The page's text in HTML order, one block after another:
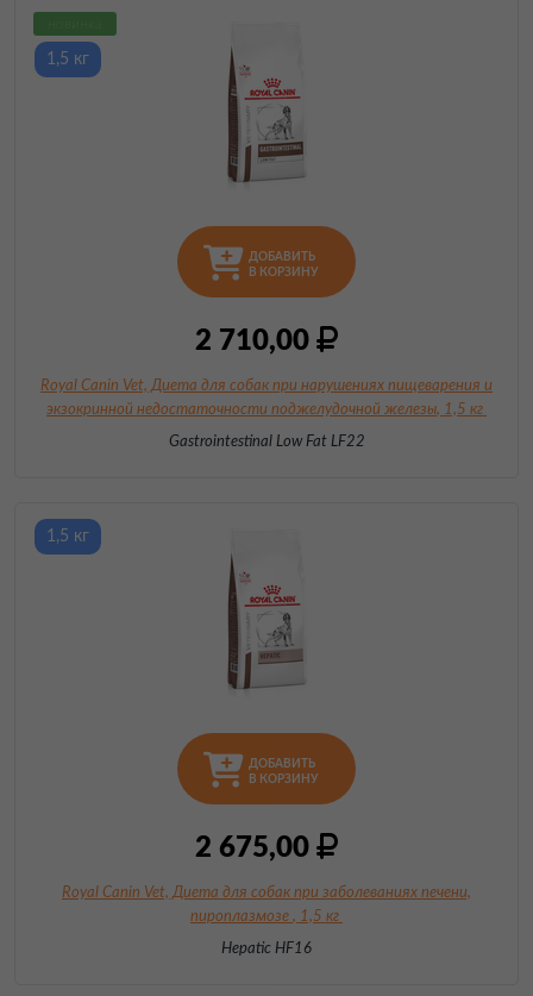
ДОБАВИТЬ
В КОРЗИНУ
2 710,00
1,5 кг
Royal Canin Vet, Диета для собак при нарушениях пищеварения и
экзокринной недостаточности поджелудочной железы, 1,5 кг
Gastrointestinal Low Fat LF22
ДОБАВИТЬ
В КОРЗИНУ
2 675,00
1,5 кг
Royal Canin Vet, Диета для собак при заболеваниях печени,
пироплазмозе , 1,5 кг
Hepatic HF16